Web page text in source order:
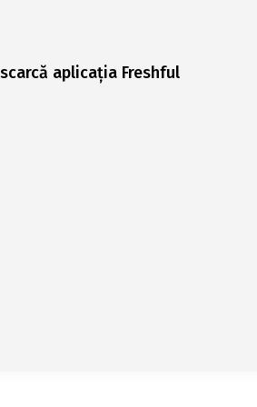
aplicația Freshful